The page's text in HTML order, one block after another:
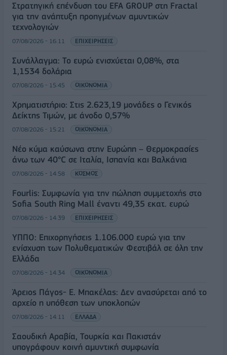
Στρατηγική επένδυση του EFA GROUP στη Fractal
για την ανάπτυξη προηγμένων αμυντικών
τεχνολογιών
07/08/2026 - 16:11 ΕΠΙΧΕΙΡΗΣΕΙΣ
Συνάλλαγμα: Το ευρώ ενισχύεται 0,08%, στα
1,1534 δολάρια
07/08/2026 - 15:45 ΟΙΚΟΝΟΜΙΑ
Χρηματιστήριο: Στις 2.623,19 μονάδες ο Γενικός
Δείκτης Τιμών, με άνοδο 0,57%
07/08/2026 - 15:21 ΟΙΚΟΝΟΜΙΑ
Νέο κύμα καύσωνα στην Ευρώπη – Θερμοκρασίες
άνω των 40°C σε Ιταλία, Ισπανία και Βαλκάνια
07/08/2026 - 14:58 ΚΟΣΜΟΣ
Fourlis: Συμφωνία για την πώληση συμμετοχής στο
Sofia South Ring Mall έναντι 49,35 εκατ. ευρώ
07/08/2026 - 14:39 ΕΠΙΧΕΙΡΗΣΕΙΣ
ΥΠΠΟ: Επιχορηγήσεις 1.106.000 ευρώ για την
ενίσχυση των Πολυθεματικών Φεστιβάλ σε όλη την
Ελλάδα
07/08/2026 - 14:34 ΟΙΚΟΝΟΜΙΑ
Άρειος Πάγος- Ε. Μπακέλας: Δεν ανασύρεται από το
αρχείο η υπόθεση των υποκλοπών
07/08/2026 - 14:11 ΕΛΛΑΔΑ
Σαουδική Αραβία, Τουρκία και Πακιστάν
υπογράφουν κοινή αμυντική συμφωνία